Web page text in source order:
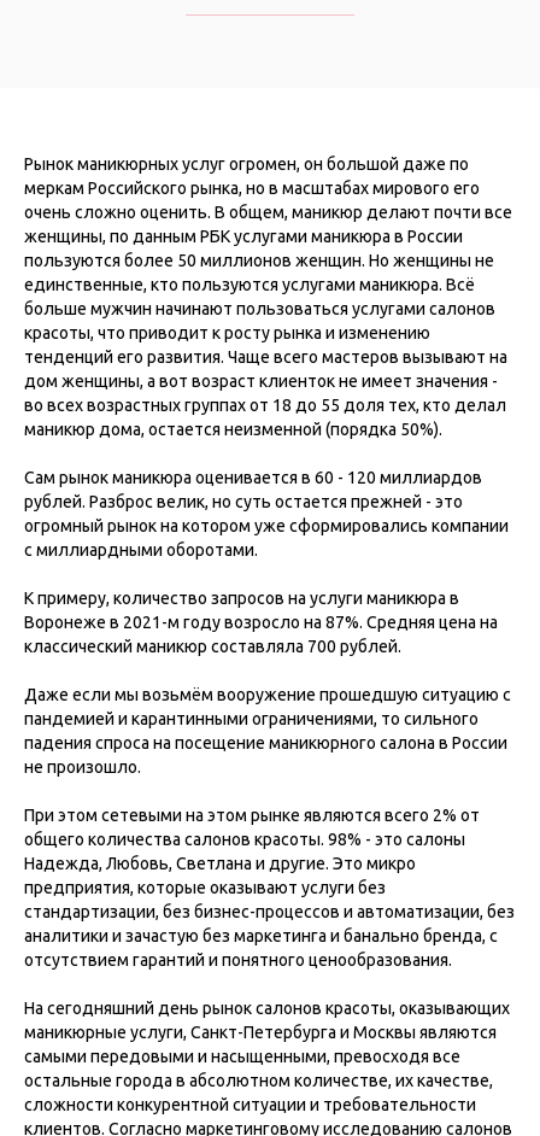
Рынок маникюрных услуг огромен, он большой даже по
меркам Российского рынка, но в масштабах мирового его
очень сложно оценить. В общем, маникюр делают почти все
женщины, по данным РБК услугами маникюра в России
пользуются более 50 миллионов женщин. Но женщины не
единственные, кто пользуются услугами маникюра. Всё
больше мужчин начинают пользоваться услугами салонов
красоты, что приводит к росту рынка и изменению
тенденций его развития. Чаще всего мастеров вызывают на
дом женщины, а вот возраст клиенток не имеет значения -
во всех возрастных группах от 18 до 55 доля тех, кто делал
маникюр дома, остается неизменной (порядка 50%).
Сам рынок маникюра оценивается в 60 - 120 миллиардов
рублей. Разброс велик, но суть остается прежней - это
огромный рынок на котором уже сформировались компании
с миллиардными оборотами.
К примеру, количество запросов на услуги маникюра в
Воронеже в 2021-м году возросло на 87%. Средняя цена на
классический маникюр составляла 700 рублей.
Даже если мы возьмём вооружение прошедшую ситуацию с
пандемией и карантинными ограничениями, то сильного
падения спроса на посещение маникюрного салона в России
не произошло.
При этом сетевыми на этом рынке являются всего 2% от
общего количества салонов красоты. 98% - это салоны
Надежда, Любовь, Светлана и другие. Это микро
предприятия, которые оказывают услуги без
стандартизации, без бизнес-процессов и автоматизации, без
аналитики и зачастую без маркетинга и банально бренда, с
отсутствием гарантий и понятного ценообразования.
На сегодняшний день рынок салонов красоты, оказывающих
маникюрные услуги, Санкт-Петербурга и Москвы являются
самыми передовыми и насыщенными, превосходя все
остальные города в абсолютном количестве, их качестве,
сложности конкурентной ситуации и требовательности
клиентов. Согласно маркетинговому исследованию салонов